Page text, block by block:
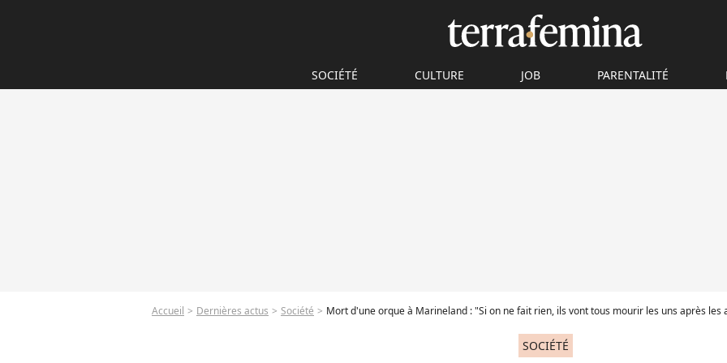
SOCIÉTÉ CULTURE JOB PARENTALITÉ
Accueil Dernières actus Société Mort d'une orque à Marineland : "Si on ne fait rien, ils vont tous mourir les uns après les
SOCIÉTÉ